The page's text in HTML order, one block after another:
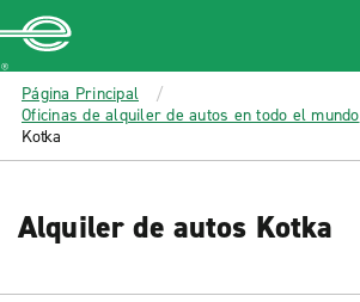
MAIN
CONTENT
Enterprise
Página Principal
Oficinas de alquiler de autos en todo el mundo
Kotka
Alquiler de autos Kotka